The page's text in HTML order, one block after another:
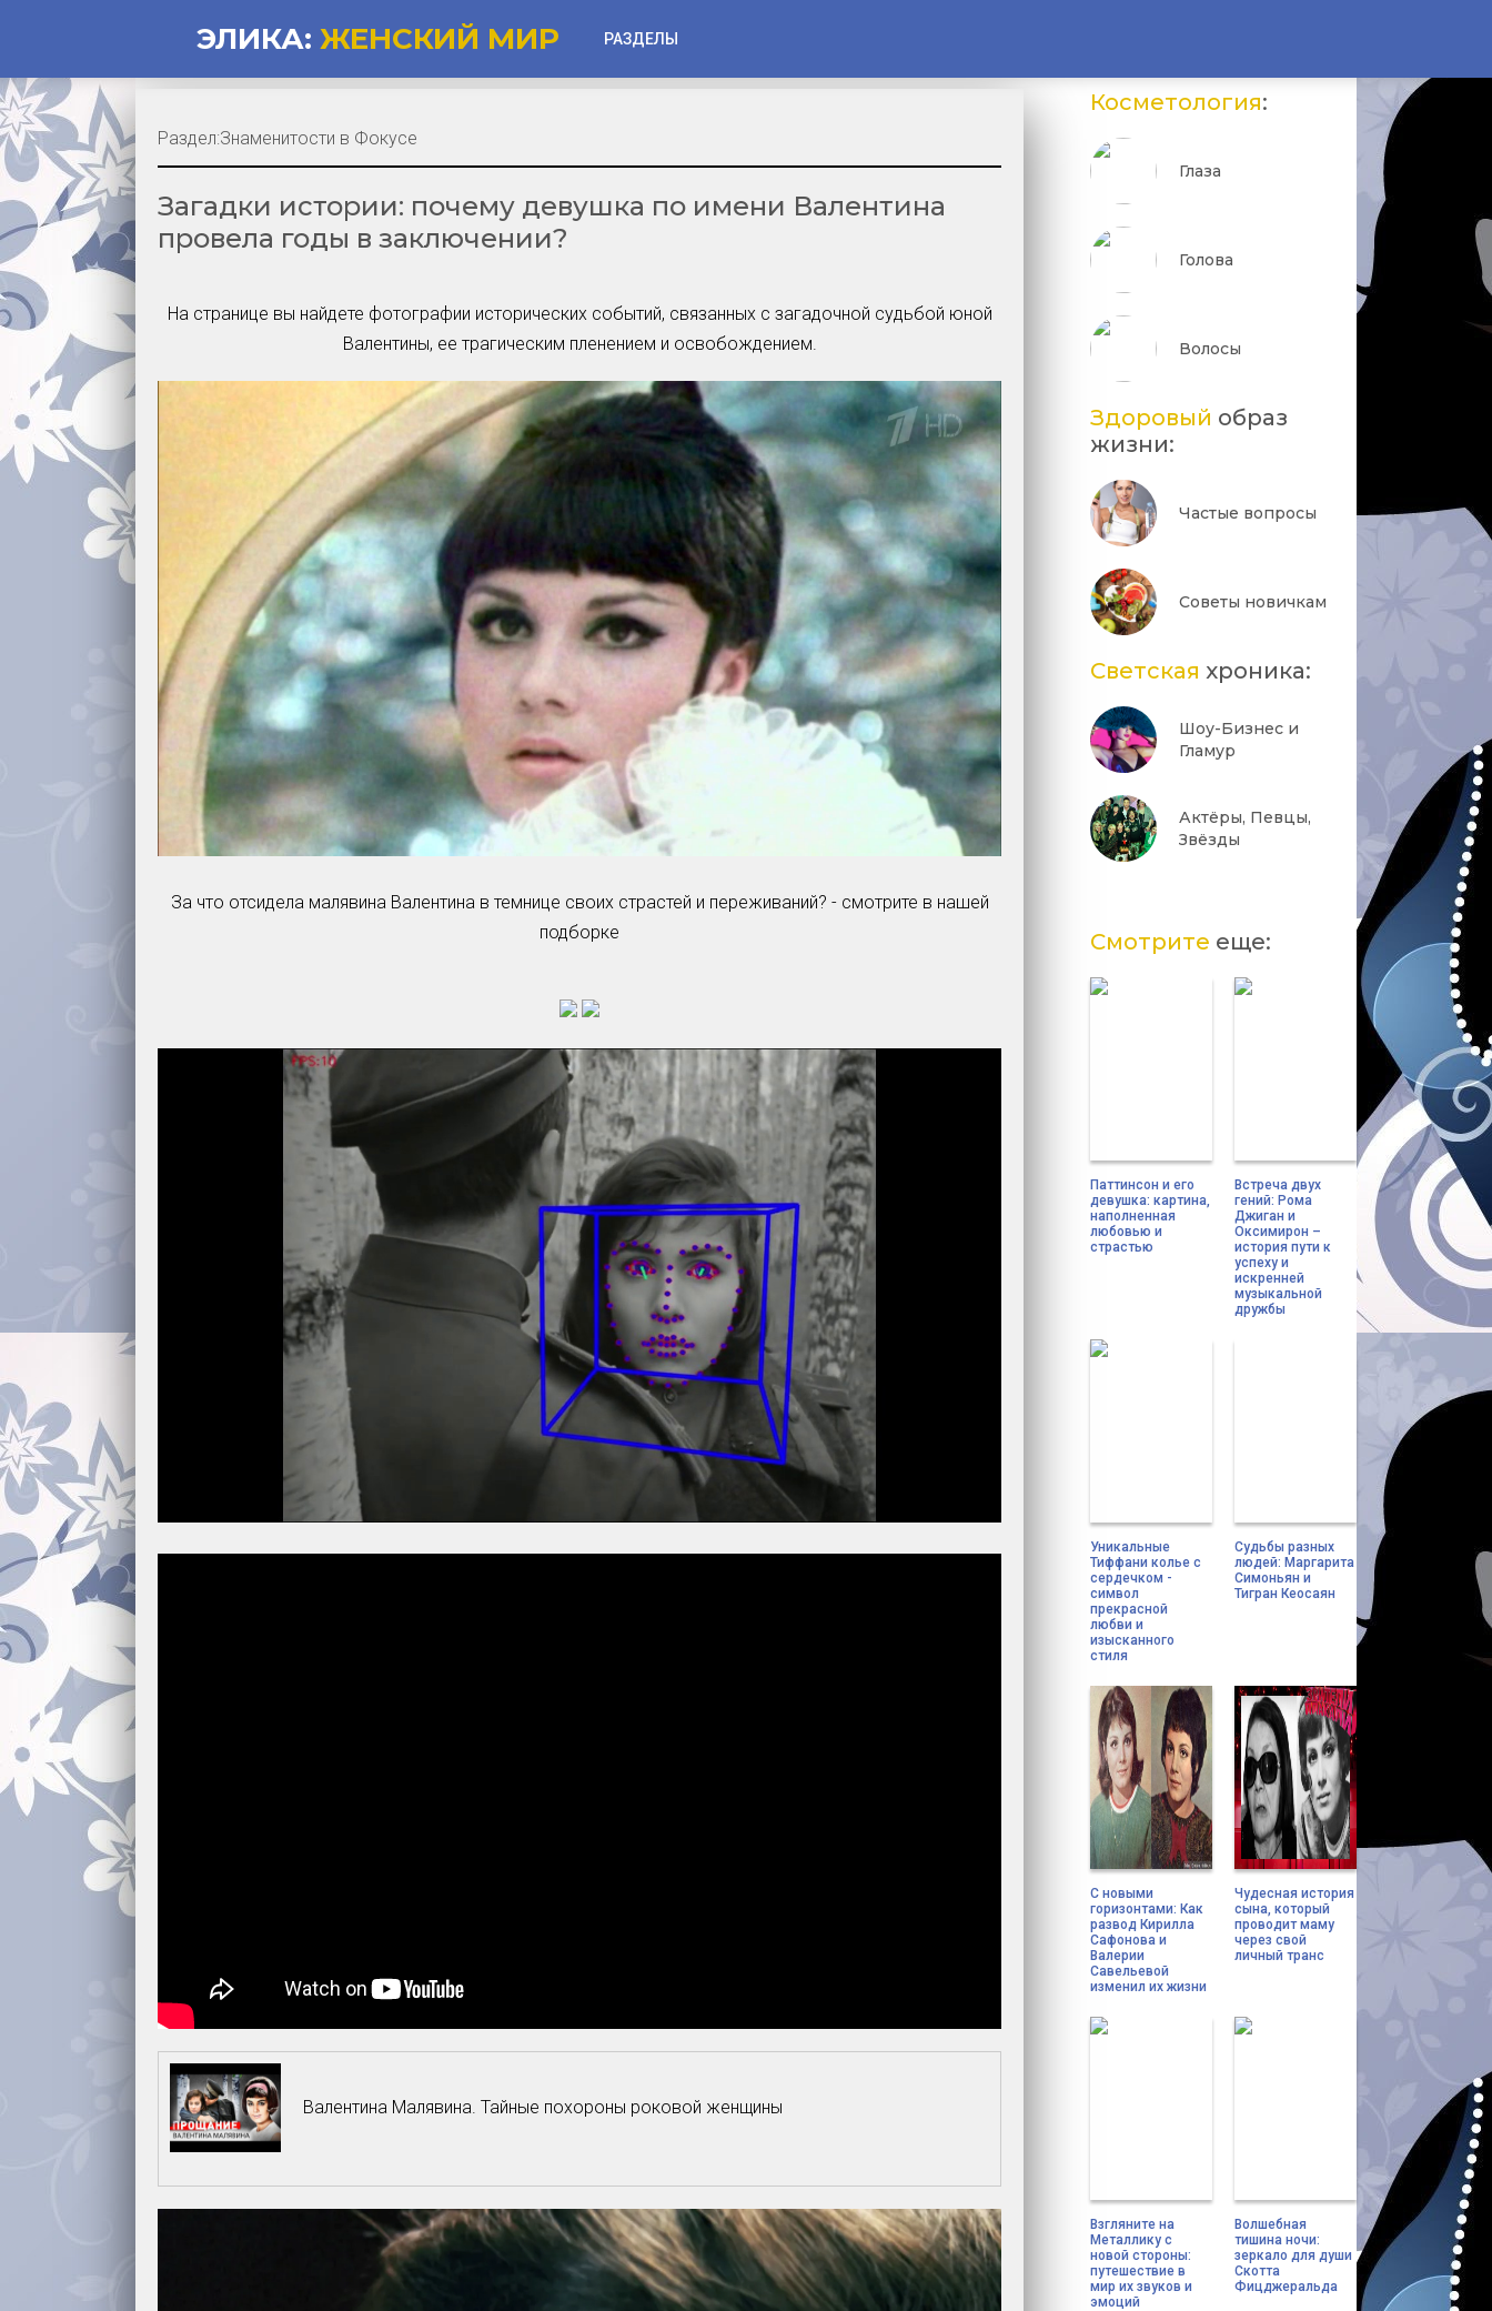
ЭЛИКА: ЖЕНСКИЙ МИР РАЗДЕЛЫ
Губы
Частые вопросы
Советы новичкам
Шоу-Бизнес и Гламур
Актёры, Певцы, Звёзды
Знаменитости в Фокусе
Прошлое и Настоящее
Умная уборка
Секреты стирки
Загадки истории: почему девушка по имени Валентина
провела годы в заключении?
На странице вы найдете фотографии исторических событий, связанных с загадочной судьбой юной
Валентины, ее трагическим пленением и освобождением.
За что отсидела малявина Валентина в темнице своих страстей и переживаний? - смотрите в нашей
подборке
Валентина Малявина. Тайные похороны роковой женщины
Раздел:Знаменитости в Фокусе
Косметология:
Глаза
Голова
Волосы
Здоровый образ
жизни:
Частые вопросы
Советы новичкам
Светская хроника:
Шоу-Бизнес и
Гламур
Актёры, Певцы,
Звёзды
Смотрите еще:
Паттинсон и его
девушка: картина,
наполненная
любовью и
страстью
Встреча двух
гений: Рома
Джиган и
Оксимирон –
история пути к
успеху и
искренней
музыкальной
дружбы
Уникальные
Тиффани колье с
сердечком -
символ
прекрасной
любви и
изысканного
стиля
Судьбы разных
людей: Маргарита
Симоньян и
Тигран Кеосаян
С новыми
горизонтами: Как
развод Кирилла
Сафонова и
Валерии
Савельевой
изменил их жизни
Чудесная история
сына, который
проводит маму
через свой
личный транс
Взгляните на
Металлику с
новой стороны:
путешествие в
мир их звуков и
эмоций
Волшебная
тишина ночи:
зеркало для души
Скотта
Фицджеральда